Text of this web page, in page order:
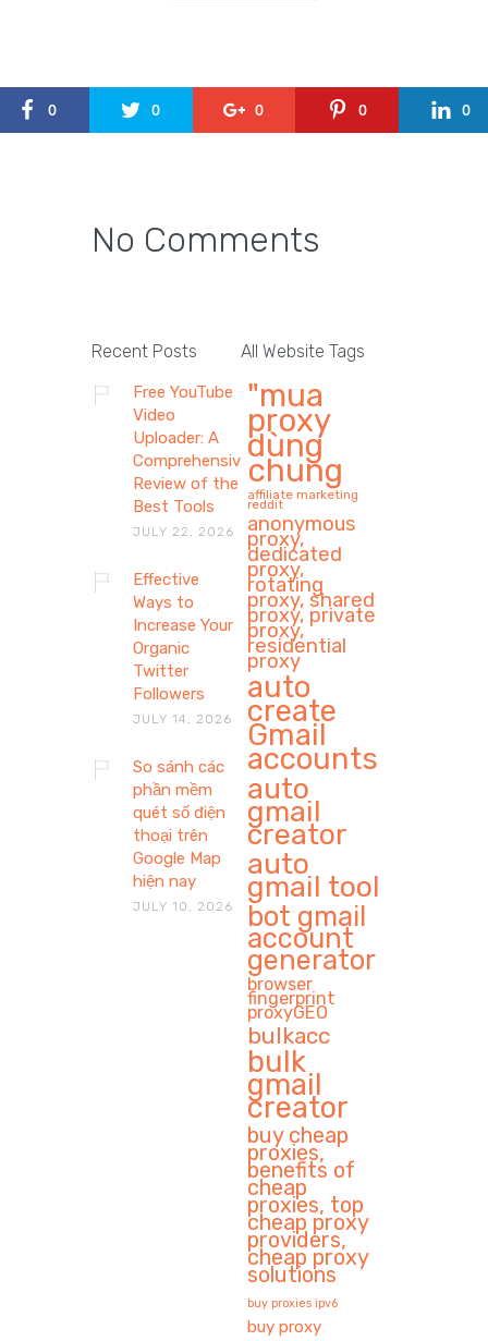
0 0 0 0 0
No Comments
Recent Posts
Free YouTube
Video
Uploader: A
Comprehensive
Review of the
Best Tools
JULY 22, 2026
Effective
Ways to
Increase Your
Organic
Twitter
Followers
JULY 14, 2026
So sánh các
phần mềm
quét số điện
thoại trên
Google Map
hiện nay
JULY 10, 2026
All Website Tags
"mua
proxy
dùng
chung
affiliate marketing
reddit
anonymous
proxy,
dedicated
proxy,
rotating
proxy, shared
proxy, private
proxy,
residential
proxy
auto
create
Gmail
accounts
auto
gmail
creator
auto
gmail tool
bot gmail
account
generator
browser
fingerprint
proxyGEO
bulkacc
bulk
gmail
creator
buy cheap
proxies,
benefits of
cheap
proxies, top
cheap proxy
providers,
cheap proxy
solutions
buy proxies ipv6
buy proxy